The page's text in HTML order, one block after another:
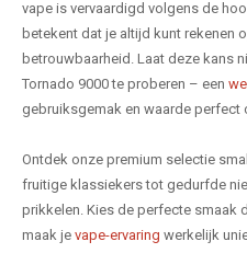
vape is vervaardigd volgens de
betekent dat je altijd kunt rekenen
betrouwbaarheid. Laat deze kans
Tornado 9000 te proberen – een
gebruiksgemak en waarde perfect
Ontdek onze premium selectie
fruitige klassiekers tot gedurfde
prikkelen. Kies de perfecte smaak
maak je vape-ervaring werkelijk